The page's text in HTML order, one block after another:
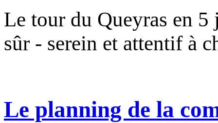
Le tour du Queyras en 5
sûr - serein et attentif à
Le planning de la